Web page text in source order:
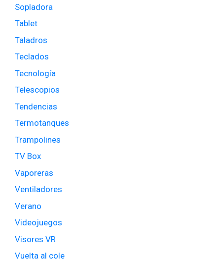
Sopladora
Tablet
Taladros
Teclados
Tecnología
Telescopios
Tendencias
Termotanques
Trampolines
TV Box
Vaporeras
Ventiladores
Verano
Videojuegos
Visores VR
Vuelta al cole